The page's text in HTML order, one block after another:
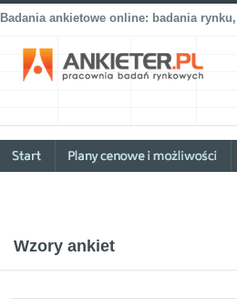
Badania ankietowe online: badania
Wzory ankiet